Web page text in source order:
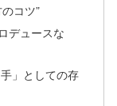
コツ”
デュースな
」としての存